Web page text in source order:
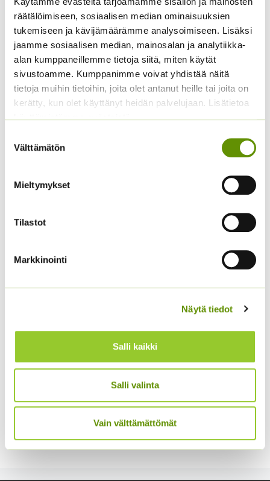
räätälöimiseen, sosiaalisen median ominaisuuksien
tukemiseen ja kävijämäärämme analysoimiseen. Lisäksi
jaamme sosiaalisen median, mainosalan ja analytiikka-
alan kumppaneillemme tietoja siitä, miten käytät
sivustoamme. Kumppanimme voivat yhdistää näitä
tietoja muihin tietoihin, joita olet antanut heille tai joita on
kerätty, kun olet käyttänyt heidän palvelujaan. Lisätietoa
käyttämistämme evästeistä
valinta
Välttämätön
Mieltymykset
Tilastot
Markkinointi
Näytä tiedot
Salli kaikki
Salli valinta
Vain välttämättömät
14,50€ Sisältää
arvonlisäveron
Hentohöyhenheinä
Pony Tails
3,50€ – 17,50€Hintaluokka:
3,50 €
-
17,50 €
Sisältää
arvonlisäveron
Alppiasteri Sekoitus
arvonlisäveron
Sisältää arvonlisäveron
g
7,00€